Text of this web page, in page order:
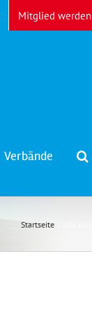
Mitglied werden
Verbände
Startseite